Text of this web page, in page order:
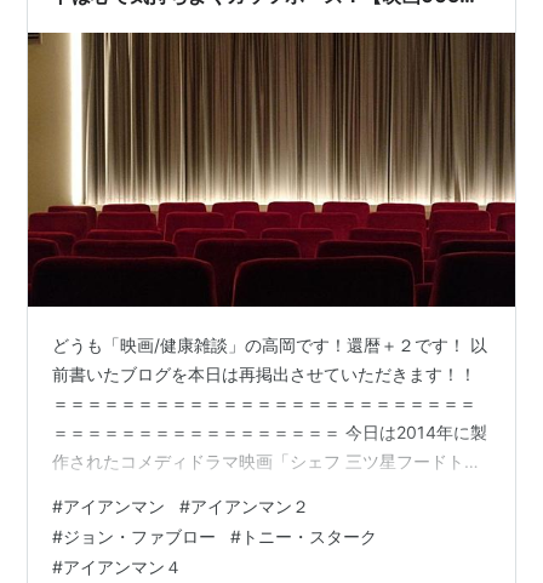
どうも「映画/健康雑談」の高岡です！還暦＋２です！ 以
前書いたブログを本日は再掲出させていただきます！！
＝＝＝＝＝＝＝＝＝＝＝＝＝＝＝＝＝＝＝＝＝＝＝＝＝
＝＝＝＝＝＝＝＝＝＝＝＝＝＝＝＝＝ 今日は2014年に製
作されたコメディドラマ映画「シェフ 三ツ星フードトラ
す。ジョン・ファヴローという名前を聞いて、すぐに誰
だか分かりますか？分かる人は最近の映画事情に詳しい
人ですね。それにきっと「ＭＡＲＶＥＬ」作品の大ファ
#アイアンマン #アイアンマン２
#ジョン・ファブロー # トニー・スターク
#アイアンマン４